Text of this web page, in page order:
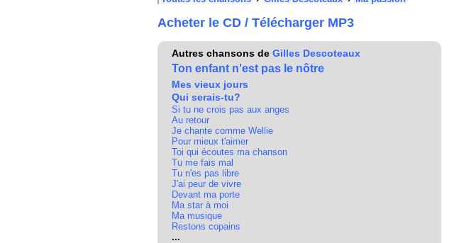
Acheter le CD / Télécharger MP3
Autres chansons de Gilles Descoteaux
Ton enfant n'est pas le nôtre
Mes vieux jours
Qui serais-tu?
Si tu ne crois pas aux anges
Au retour
Je chante comme Wellie
Pour mieux t'aimer
Toi qui écoutes ma chanson
Tu me fais mal
Tu n'es pas libre
J'ai peur de vivre
Devant ma porte
Ma star à moi
Ma musique
Restons copains
...